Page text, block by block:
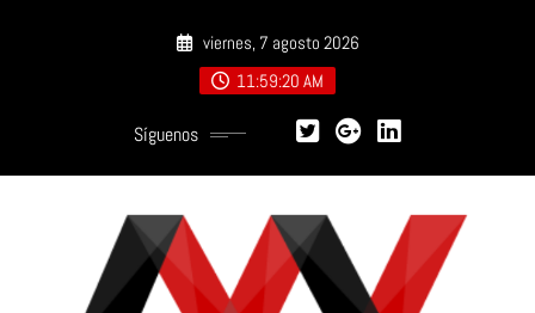
viernes, 7 agosto 2026
11:59:22 AM
Síguenos